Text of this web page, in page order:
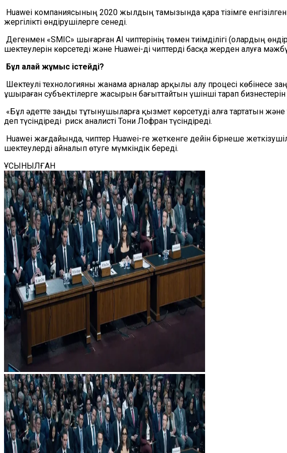
Huawei компаниясының 2020 жылдың тамызында қара тізімге
жергілікті өндірушілерге сенеді.
Дегенмен «SMIC» шығарған AI чиптерінің төмен тиімділігі (олардың
шектеулерін көрсетеді және Huawei-ді чиптерді басқа жерден алуға
Бұл қалай жұмыс істейді?
Шектеулі технологияны жанама арналар арқылы алу процесі көбінесе
ұшыраған субъектілерге жасырын бағыттайтын үшінші тарап
«Бұл әдетте заңды тұтынушыларға қызмет көрсетуді алға тартатын
деп түсіндіреді риск аналисті Тони Лофран түсіндіреді.
Huawei жағдайында, чиптер Huawei-ге жеткенге дейін бірнеше
шектеулерді айналып өтуге мүмкіндік береді.
ҰСЫНЫЛҒАН